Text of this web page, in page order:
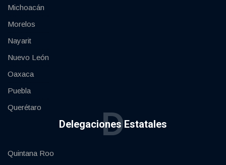
Michoacán
Morelos
Nayarit
Nuevo León
Oaxaca
Puebla
Querétaro
Delegaciones Estatales
D
Quintana Roo